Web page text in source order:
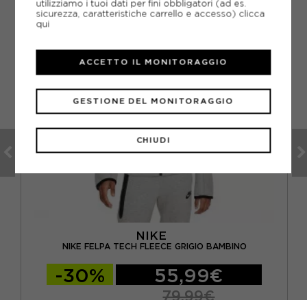
NIKE
NIKE FELPA TECH FLEECE GRIGIO BAMBINO
-30% 55,99€
79,99€
utilizziamo i tuoi dati per fini obbligatori (ad es.
sicurezza, caratteristiche carrello e accesso) clicca
qui
CHIUDI
GESTIONE DEL MONITORAGGIO
ACCETTO IL MONITORAGGIO